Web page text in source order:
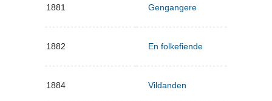
1881 Gengangere
1882 En folkefiende
1884 Vildanden